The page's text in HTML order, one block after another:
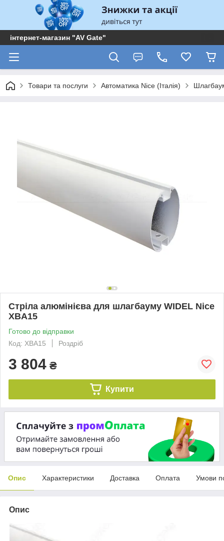
інтернет-магазин "AV Gate"
Товари та послуги Автоматика Nice (Італія)
Стріла алюмінієва для шлагбауму WIDEL Nice
XBA15
Готово до відправки
Код: XBA15
Роздріб
3 804 ₴
Купити
Опис Характеристики Доставка Оплата Умови
Опис